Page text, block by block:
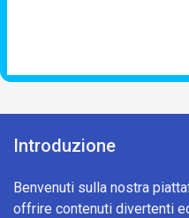
Introduzione
Benvenuti sulla nostra
offrire contenuti divertenti